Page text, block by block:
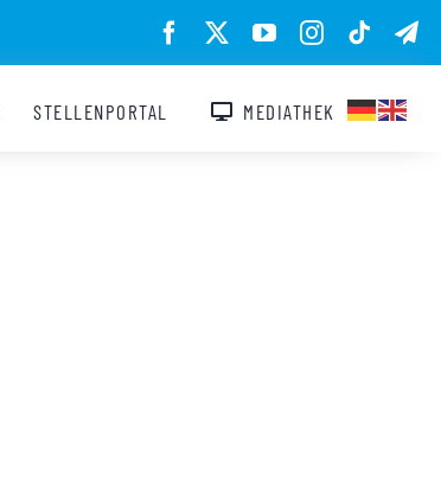
STELLENPORTAL MEDIATHEK